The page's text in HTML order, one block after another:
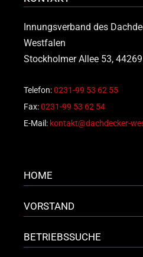
Innungsverband des
Westfalen
Stockholmer Allee 53,
Telefon:0231-99 53 62 55
Fax:0231-99 53 62 54
E-Mail: kontakt@dachdecker-
HOME
VORSTAND
BETRIEBSSUCHE